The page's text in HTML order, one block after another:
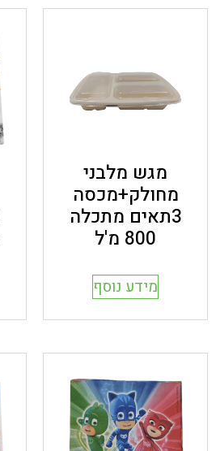
מגש מלבני
מחולק+מכסה
3תאים מתכלה
800 מ'ל
מידע נוסף